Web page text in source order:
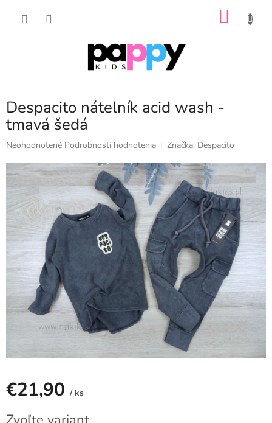
Despacito nátelník acid wash -
tmavá šedá
Priemerné
produktu
je
0,0
5
hviezdičiek.
Neohodnotené Podrobnosti hodnotenia Značka: Despacito
€21,90 / ks